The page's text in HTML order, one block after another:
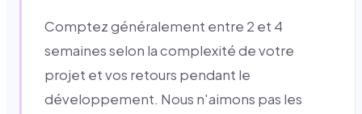
Comptez généralement entre 2 et 4
semaines selon la complexité de votre
projet et vos retours pendant le
développement. Nous n'aimons pas les